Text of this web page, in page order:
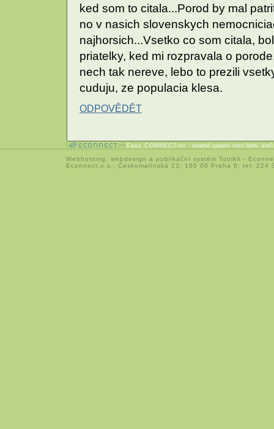
ked som to citala...Porod by mal
no v nasich slovenskych
najhorsich...Vsetko co som citala,
priatelky, ked mi rozpravala o
nech tak nereve, lebo to prezili
cuduju, ze populacia klesa.
ODPOVĚDĚT
Easy CONNECTion - snadné spojení mezi lidmi,
Webhosting webdesign a publikační systém Toolkit -
Econnect,o.s.; Českomalínská 23; 160 00 Praha 6; tel: 224